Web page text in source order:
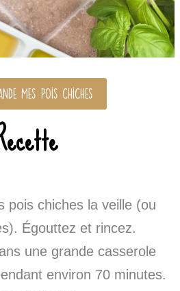
mes pois chiches
pois chiches la veille (ou
Égouttez et rincez.
une grande casserole
environ 70 minutes.